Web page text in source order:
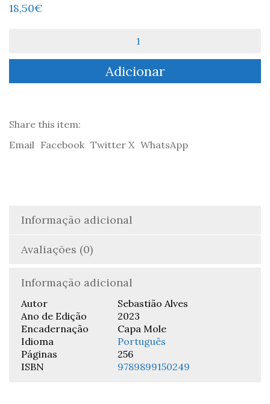
18,50€
Contos
-
Adicionar
Share this item:
Email Facebook Twitter X WhatsApp
Informação adicional
Avaliações (0)
Informação adicional
Autor
Sebastião Alves
Ano de Edição
2023
Encadernação
Capa Mole
Idioma
Português
Páginas
256
ISBN
9789899150249